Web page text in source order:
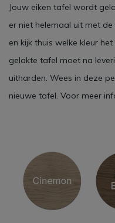
Jouw eiken tafel wordt
er niet helemaal uit met de
en kijk thuis welke kleur
gelakte tafel moet na
uitharden. Wees in deze
nieuwe tafel. Voor meer